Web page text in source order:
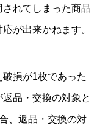
れてしまった商品
が出来かねます。
損が1枚であった
品・交換の対象と
、返品・交換の対